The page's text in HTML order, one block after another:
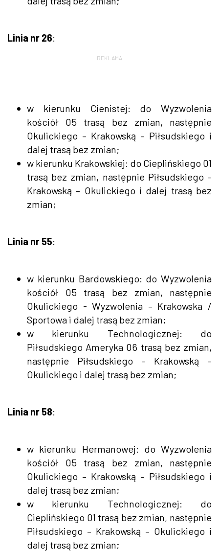
Linia nr 26:
REKLAMA
w kierunku Cienistej: do Wyzwolenia
kościół 05 trasą bez zmian, następnie
Okulickiego – Krakowską – Piłsudskiego i
dalej trasą bez zmian;
w kierunku Krakowskiej: do Cieplińskiego 01
trasą bez zmian, następnie Piłsudskiego –
Krakowską – Okulickiego i dalej trasą bez
zmian;
Linia nr 55:
w kierunku Bardowskiego: do Wyzwolenia
kościół 05 trasą bez zmian, następnie
Okulickiego - Wyzwolenia – Krakowska /
Sportowa i dalej trasą bez zmian;
w kierunku Technologicznej: do
Piłsudskiego Ameryka 06 trasą bez zmian,
następnie Piłsudskiego – Krakowską –
Okulickiego i dalej trasą bez zmian;
Linia nr 58:
w kierunku Hermanowej: do Wyzwolenia
kościół 05 trasą bez zmian, następnie
Okulickiego – Krakowską – Piłsudskiego i
dalej trasą bez zmian;
w kierunku Technologicznej: do
Cieplińskiego 01 trasą bez zmian, następnie
Piłsudskiego – Krakowską – Okulickiego i
dalej trasą bez zmian;